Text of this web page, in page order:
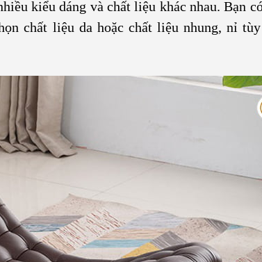
kiểu dáng và chất liệu khác nhau. Bạn
chất liệu da hoặc chất liệu nhung, nỉ